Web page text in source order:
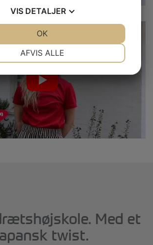
Med et
twist.
VIS DETALJER
STATISTIK
AFVIS ALLE
OK